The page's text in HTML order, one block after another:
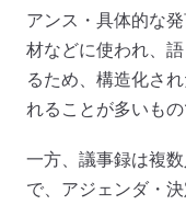
アンス・具体的な
材などに使われ、
るため、構造化さ
れることが多いもの
一方、議事録は複
で、アジェンダ・